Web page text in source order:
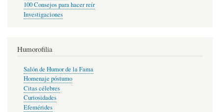
100 Consejos para hacer reír
Investigaciones
Humorofilia
Salón de Humor de la Fama
Homenaje póstumo
Citas célebres
Curiosidades
Efemérides